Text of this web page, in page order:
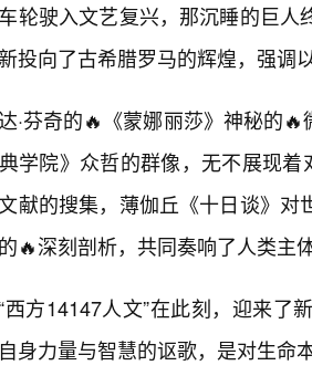
轮驶入文艺复兴，那沉睡的巨
投向了古希腊罗马的辉煌，强调
·芬奇的🔥《蒙娜丽莎》神秘的
典学院》众哲的群像，无不展现
献的搜集，薄伽丘《十日谈》
🔥深刻剖析，共同奏响了人类主
西方14147人文”在此刻，迎来了
身力量与智慧的讴歌，是对生命